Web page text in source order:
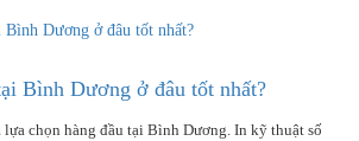
Bình Dương ở đâu tốt nhất?
chọn hàng đầu tại Bình Dương. In kỹ thuật số